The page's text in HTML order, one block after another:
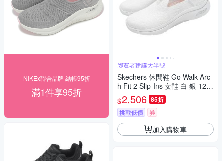
NIKEx聯合品牌 結帳95折
滿1件享95折
腳寬者建議大半號
Skechers 休閒鞋 Go Walk Arc
h Fit 2 Slip-Ins 女鞋 白 銀 125
338WSL
$2,506 85折
挑戰低價 券
加入購物車